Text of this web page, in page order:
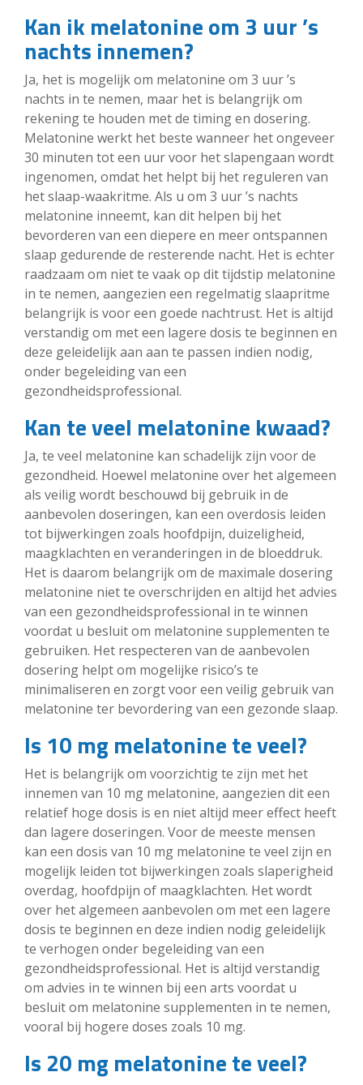
Kan ik melatonine om 3 uur ’s
nachts innemen?
Ja, het is mogelijk om melatonine om 3 uur ’s
nachts in te nemen, maar het is belangrijk om
rekening te houden met de timing en dosering.
Melatonine werkt het beste wanneer het ongeveer
30 minuten tot een uur voor het slapengaan wordt
ingenomen, omdat het helpt bij het reguleren van
het slaap-waakritme. Als u om 3 uur ’s nachts
melatonine inneemt, kan dit helpen bij het
bevorderen van een diepere en meer ontspannen
slaap gedurende de resterende nacht. Het is echter
raadzaam om niet te vaak op dit tijdstip melatonine
in te nemen, aangezien een regelmatig slaapritme
belangrijk is voor een goede nachtrust. Het is altijd
verstandig om met een lagere dosis te beginnen en
deze geleidelijk aan aan te passen indien nodig,
onder begeleiding van een
gezondheidsprofessional.
Kan te veel melatonine kwaad?
Ja, te veel melatonine kan schadelijk zijn voor de
gezondheid. Hoewel melatonine over het algemeen
als veilig wordt beschouwd bij gebruik in de
aanbevolen doseringen, kan een overdosis leiden
tot bijwerkingen zoals hoofdpijn, duizeligheid,
maagklachten en veranderingen in de bloeddruk.
Het is daarom belangrijk om de maximale dosering
melatonine niet te overschrijden en altijd het advies
van een gezondheidsprofessional in te winnen
voordat u besluit om melatonine supplementen te
gebruiken. Het respecteren van de aanbevolen
dosering helpt om mogelijke risico’s te
minimaliseren en zorgt voor een veilig gebruik van
melatonine ter bevordering van een gezonde slaap.
Is 10 mg melatonine te veel?
Het is belangrijk om voorzichtig te zijn met het
innemen van 10 mg melatonine, aangezien dit een
relatief hoge dosis is en niet altijd meer effect heeft
dan lagere doseringen. Voor de meeste mensen
kan een dosis van 10 mg melatonine te veel zijn en
mogelijk leiden tot bijwerkingen zoals slaperigheid
overdag, hoofdpijn of maagklachten. Het wordt
over het algemeen aanbevolen om met een lagere
dosis te beginnen en deze indien nodig geleidelijk
te verhogen onder begeleiding van een
gezondheidsprofessional. Het is altijd verstandig
om advies in te winnen bij een arts voordat u
besluit om melatonine supplementen in te nemen,
vooral bij hogere doses zoals 10 mg.
Is 20 mg melatonine te veel?